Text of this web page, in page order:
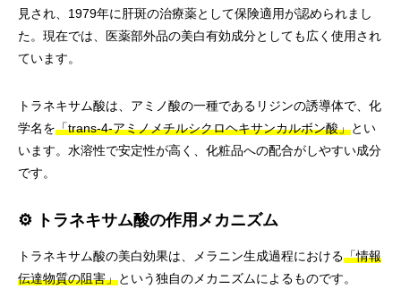
見され、1979年に肝斑の治療薬として保険適用が認められまし
た。現在では、医薬部外品の美白有効成分としても広く使用され
ています。
トラネキサム酸は、アミノ酸の一種であるリジンの誘導体で、化
学名を「trans-4-アミノメチルシクロヘキサンカルボン酸」とい
います。水溶性で安定性が高く、化粧品への配合がしやすい成分
です。
⚙️ トラネキサム酸の作用メカニズム
トラネキサム酸の美白効果は、メラニン生成過程における「情報
伝達物質の阻害」という独自のメカニズムによるものです。